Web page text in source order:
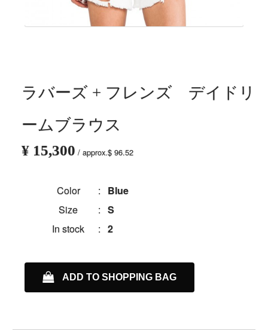
ラバーズ + フレンズ デイドリ
ームブラウス
¥ 15,300 / approx.$ 96.52
Color : Blue
Size
: S
In stock
: 2
ADD TO SHOPPING BAG